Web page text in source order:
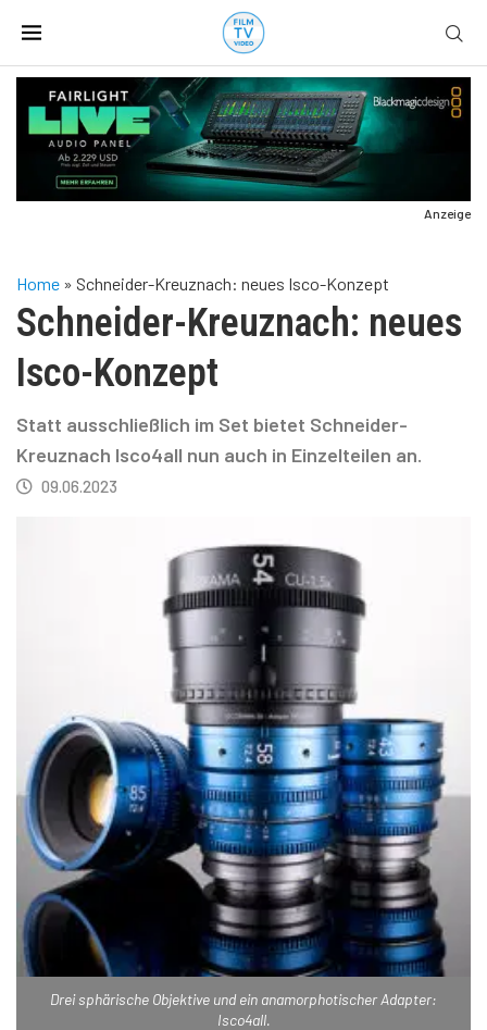
Anzeige
Home » Schneider-Kreuznach: neues Isco-Konzept
Schneider-Kreuznach: neues
Isco-Konzept
Statt ausschließlich im Set bietet Schneider-
Kreuznach Isco4all nun auch in Einzelteilen an.
09.06.2023
Drei sphärische Objektive und ein anamorphotischer Adapter:
Isco4all.